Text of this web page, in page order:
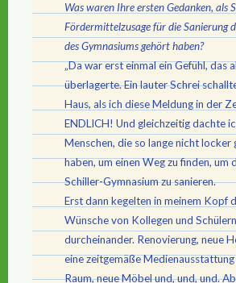
Was waren Ihre ersten Gedanken, als
Fördermittelzusage für die Sanierung
des Gymnasiums gehört haben?
„Da war erst einmal ein Gefühl, das
überlagerte. Ein lauter Schrei
Haus, als ich diese Meldung in der
ENDLICH! Und gleichzeitig dachte
Menschen, die so lange nicht locker
haben, um einen Weg zu finden, um
Schiller-Gymnasium zu sanieren.
Erst dann kegelten in meinem Kopf
Wünsche von Kollegen und Schülern
durcheinander. Renovierung, neue
eine zeitgemäße
Raum, neue Möbel und, und, und.